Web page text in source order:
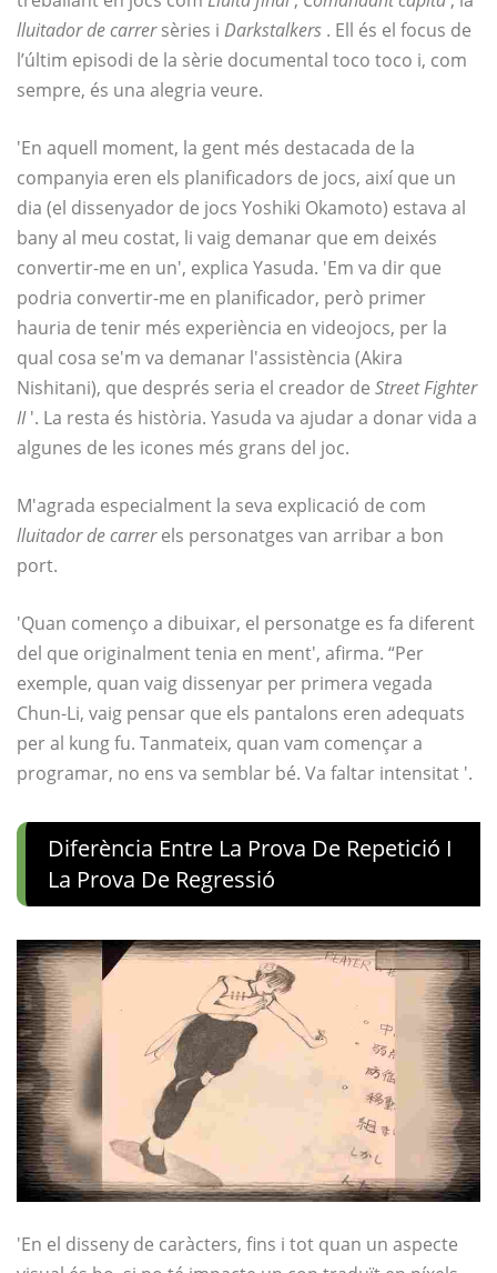
lluitador de carrersèries i Darkstalkers . Ell és el focus de
l’últim episodi de la sèrie documental toco toco i, com
sempre, és una alegria veure.
'En aquell moment, la gent més destacada de la
companyia eren els planificadors de jocs, així que un
dia (el dissenyador de jocs Yoshiki Okamoto) estava al
bany al meu costat, li vaig demanar que em deixés
convertir-me en un', explica Yasuda. 'Em va dir que
podria convertir-me en planificador, però primer
hauria de tenir més experiència en videojocs, per la
qual cosa se'm va demanar l'assistència (Akira
Nishitani), que després seria el creador de Street Fighter
II'. La resta és història. Yasuda va ajudar a donar vida a
algunes de les icones més grans del joc.
M'agrada especialment la seva explicació de com
lluitador de carrerels personatges van arribar a bon
port.
'Quan començo a dibuixar, el personatge es fa diferent
del que originalment tenia en ment', afirma. “Per
exemple, quan vaig dissenyar per primera vegada
Chun-Li, vaig pensar que els pantalons eren adequats
per al kung fu. Tanmateix, quan vam començar a
programar, no ens va semblar bé. Va faltar intensitat '.
Diferència Entre La Prova De Repetició I
La Prova De Regressió
'En el disseny de caràcters, fins i tot quan un aspecte